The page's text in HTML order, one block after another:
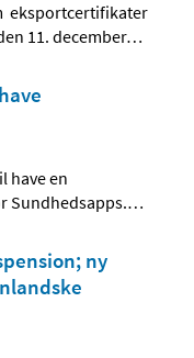
eksportcertifikater
11. december…
have en
Sundhedsapps.…
ny